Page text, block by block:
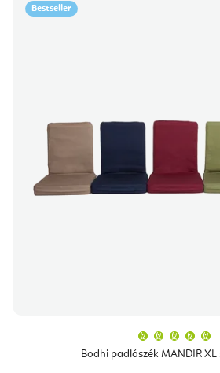
Bestseller
Bodhi padlószék MANDIR